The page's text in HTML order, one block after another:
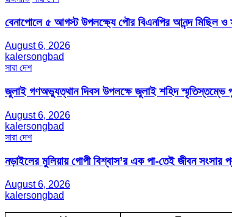
বেনাপোলে ৫ আগস্ট উপলক্ষ্যে পৌর বিএনপির আনন্দ মিছিল ও
August 6, 2026
kalersongbad
সারা দেশ
জুলাই গণঅভ্যুত্থান দিবস উপলক্ষে জুলাই শহিদ স্মৃতিস্তম্ভে
August 6, 2026
kalersongbad
সারা দেশ
নড়াইলের মুলিয়ায় গোপী বিশ্বাস’র এক পা-তেই জীবন সংসার
August 6, 2026
kalersongbad